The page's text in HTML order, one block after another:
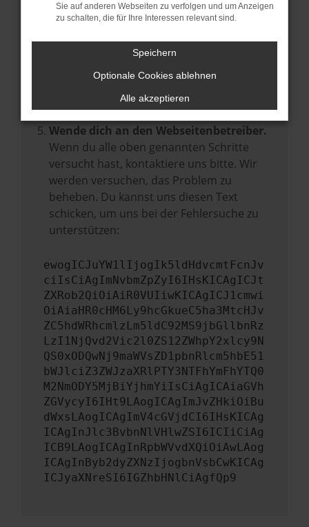
Stelle sicher, dass dein Browser und dein
Betriebssystem auf dem neuesten Stand
sind.
Veraltete Software birgt nicht nur ein
Sicherheitsrisiko, sondern kann auch dazu
führen, dass bestimmte Funktionen nicht
mehr unterstützt werden.
Wende dich an den Webseitenbetreiber.
Wenn du alle oben genannten Schritte
versucht hast, kontaktiere uns bitte. Wir
werden versuchen, das Problem zu
beheben. Du kannst uns diesen Text
schicken, um uns bei der Fehlersuche zu
unterstützen:
ewogICJuYW1lIjogIk5ldHdvcmtFcnJv
ciIsCiAgImNvbmZpZyI6IHsKICAgICJt
ZXRob2QiOiAiR0VUIiwKICAgICJ1cmwi
OiAiaHR0cHM6Ly9hcGkueC5ha3MtcHJv
ZC5hdWRhcmlzLm5ldC92MS9jbGllbnRz
LzI1NjQvd2Vic2l0ZS12ZWhpY2xlcy9N
QS0xODQwNj9maWVsZD1pbnRlcm5hbE51
bWJlciZ3ZWJzaXRlPTY3NTFhYmFhYTQ0
M2NmODY5MjBiYjhmYiIsCiAgICAiaGVh
ZGVycyI6IHt9LAogICAgImJvZHkiOiBu
dWxsLAogICAgImV4cGVjdCI6IHsKICAg
ICAgInJlc3BvbnNlVHlwZSI6ICIiCiAg
ICB9LAogICAgInRpbWVvdXQiOiAwLAog
ICAgInByb2dyZXNzIjogbnVsbCwKICAg
ICJyaXNreSI6IGZhbHNlCiAgfQp9
Sie auf anderen Webseiten zu verfolgen und um Anzeigen
zu schalten, die für Ihre Interessen relevant sind.
Speichern
Optionale Cookies ablehnen
Alle akzeptieren